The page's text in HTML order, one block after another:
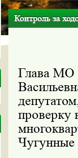
Контроль за
Глава МО
проверку
Чугунные